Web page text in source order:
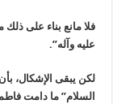
فلا مانع بناء على
عليه وآله”.
لكن يبقى الإشكال،
السلام” ما دامت